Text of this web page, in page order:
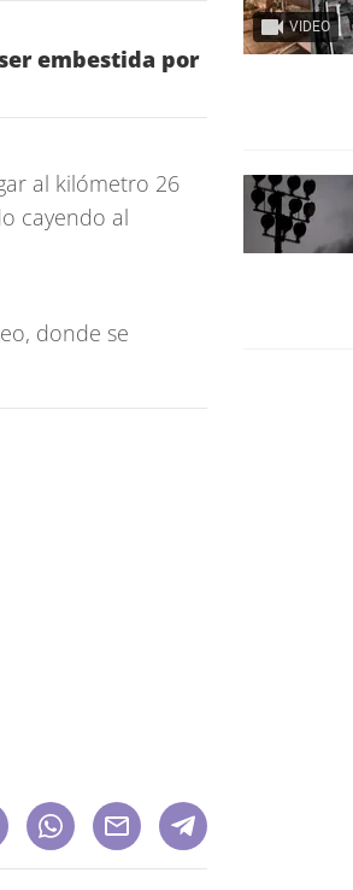
embestida por
al kilómetro 26
cayendo al
donde se
VIDEO